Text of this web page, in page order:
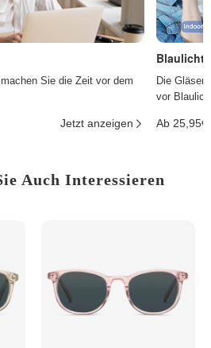
Sie die Zeit vor dem
Jetzt anzeigen
Die Gläser
vor
Ab 25,95€
Auch Interessieren